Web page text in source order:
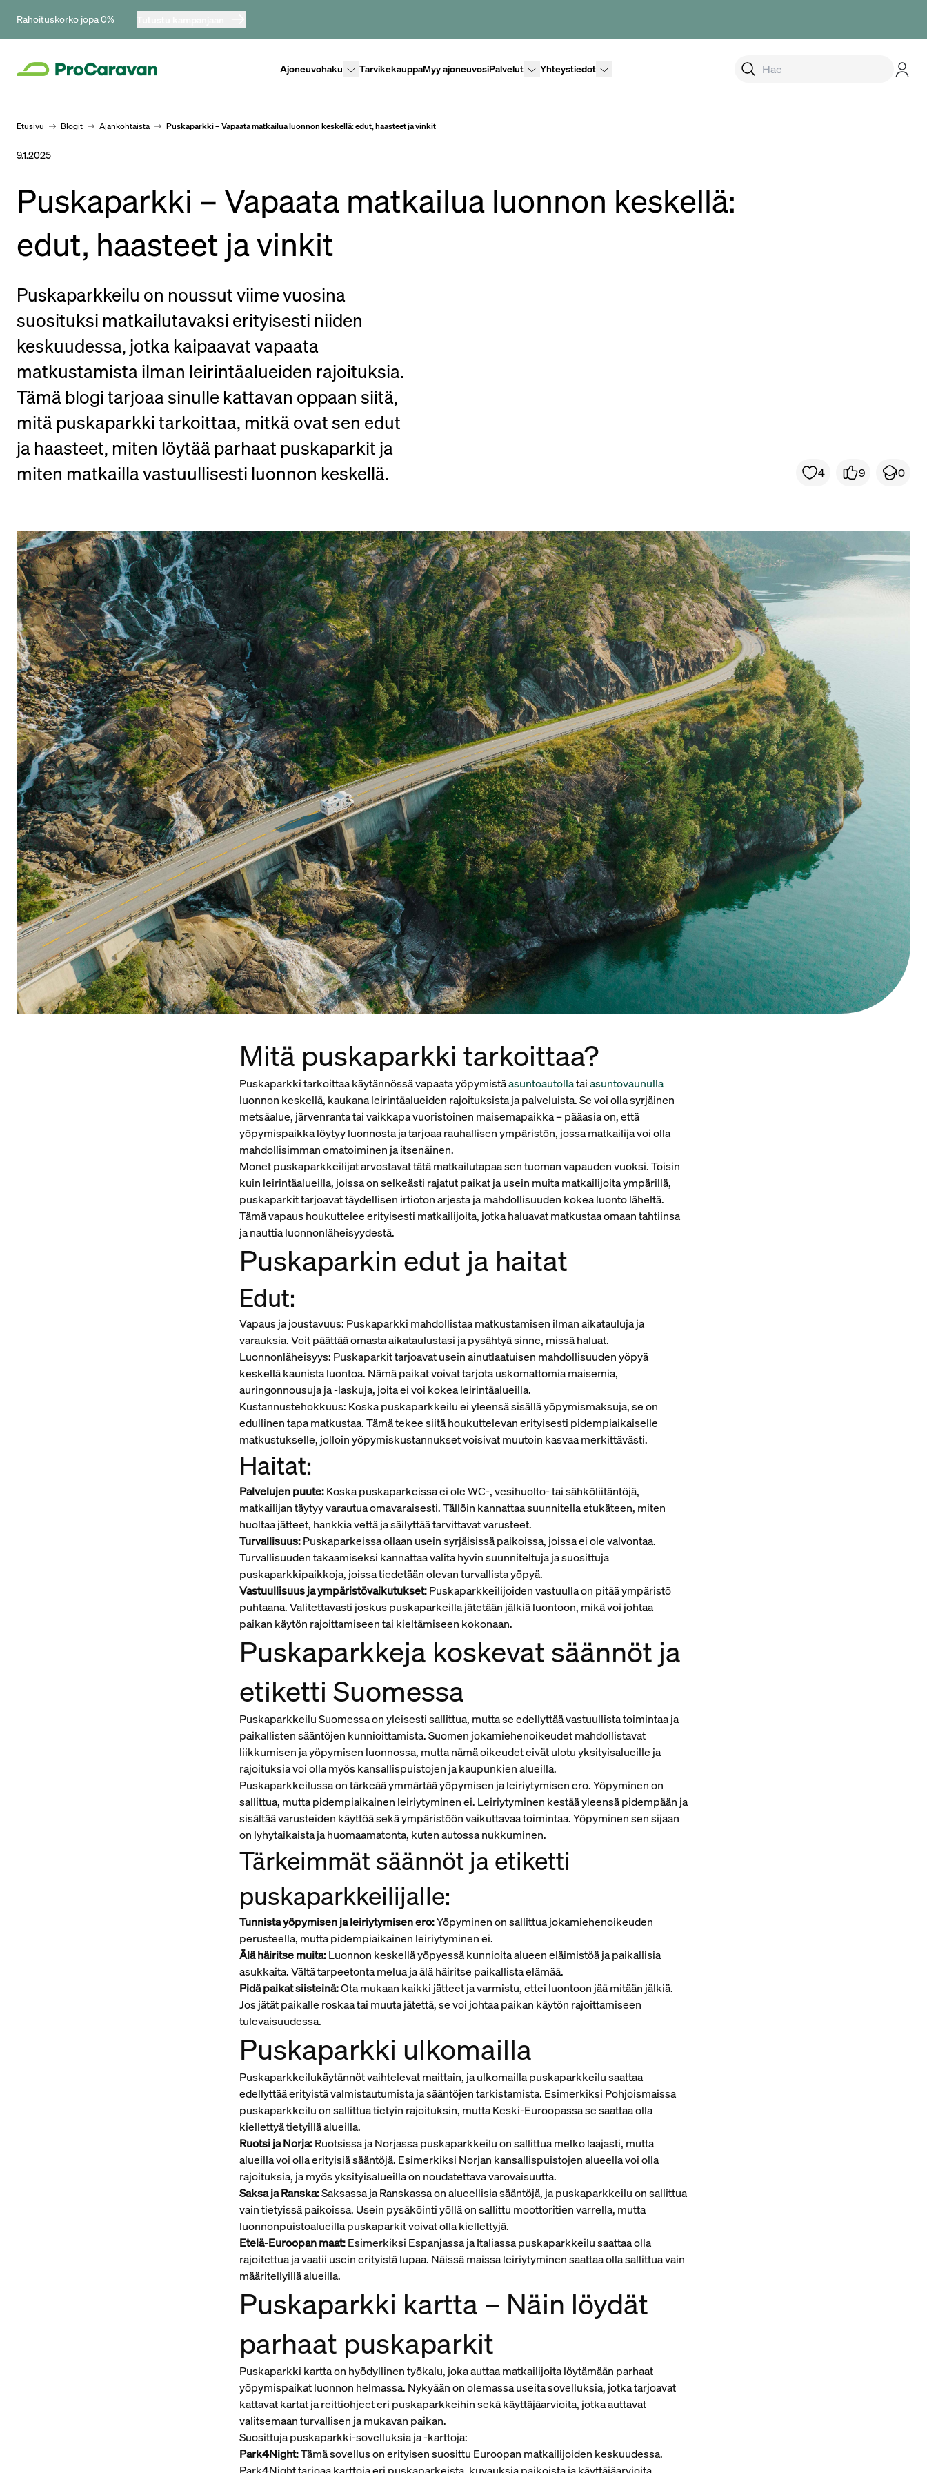
Rahoituskorko jopa 0%
AjoneuvohakuLisävalikko
TarvikekauppaMyy ajoneuvosiPalvelutLisävalikko
YhteystiedotLisävalikko
Etusivu Blogit Ajankohtaista Puskaparkki – Vapaata matkailua luonnon keskellä: edut, haasteet ja vinkit
9.1.2025
Puskaparkki – Vapaata matkailua luonnon keskellä:
edut, haasteet ja vinkit
Puskaparkkeilu on noussut viime vuosina
suosituksi matkailutavaksi erityisesti niiden
keskuudessa, jotka kaipaavat vapaata
matkustamista ilman leirintäalueiden rajoituksia.
Tämä blogi tarjoaa sinulle kattavan oppaan siitä,
mitä puskaparkki tarkoittaa, mitkä ovat sen edut
ja haasteet, miten löytää parhaat puskaparkit ja
miten matkailla vastuullisesti luonnon keskellä.
4 9 0
Mitä puskaparkki tarkoittaa?
Puskaparkki tarkoittaa käytännössä vapaata yöpymistäasuntoautollataiasuntovaunulla
luonnon keskellä, kaukana leirintäalueiden rajoituksista ja palveluista. Se voi olla syrjäinen
metsäalue, järvenranta tai vaikkapa vuoristoinen maisemapaikka – pääasia on, että
yöpymispaikka löytyy luonnosta ja tarjoaa rauhallisen ympäristön, jossa matkailija voi olla
mahdollisimman omatoiminen ja itsenäinen.
Monet puskaparkkeilijat arvostavat tätä matkailutapaa sen tuoman vapauden vuoksi. Toisin
kuin leirintäalueilla, joissa on selkeästi rajatut paikat ja usein muita matkailijoita ympärillä,
puskaparkit tarjoavat täydellisen irtioton arjesta ja mahdollisuuden kokea luonto läheltä.
Tämä vapaus houkuttelee erityisesti matkailijoita, jotka haluavat matkustaa omaan tahtiinsa
ja nauttia luonnonläheisyydestä.
Puskaparkin edut ja haitat
Edut:
Vapaus ja joustavuus: Puskaparkki mahdollistaa matkustamisen ilman aikatauluja ja
varauksia. Voit päättää omasta aikataulustasi ja pysähtyä sinne, missä haluat.
Luonnonläheisyys: Puskaparkit tarjoavat usein ainutlaatuisen mahdollisuuden yöpyä
keskellä kaunista luontoa. Nämä paikat voivat tarjota uskomattomia maisemia,
auringonnousuja ja -laskuja, joita ei voi kokea leirintäalueilla.
Kustannustehokkuus: Koska puskaparkkeilu ei yleensä sisällä yöpymismaksuja, se on
edullinen tapa matkustaa. Tämä tekee siitä houkuttelevan erityisesti pidempiaikaiselle
matkustukselle, jolloin yöpymiskustannukset voisivat muutoin kasvaa merkittävästi.
Haitat:
Palvelujen puute:Koska puskaparkeissa ei ole WC-, vesihuolto- tai sähköliitäntöjä,
matkailijan täytyy varautua omavaraisesti. Tällöin kannattaa suunnitella etukäteen, miten
huoltaa jätteet, hankkia vettä ja säilyttää tarvittavat varusteet.
Turvallisuus:Puskaparkeissa ollaan usein syrjäisissä paikoissa, joissa ei ole valvontaa.
Turvallisuuden takaamiseksi kannattaa valita hyvin suunniteltuja ja suosittuja
puskaparkkipaikkoja, joissa tiedetään olevan turvallista yöpyä.
Vastuullisuus ja ympäristövaikutukset:Puskaparkkeilijoiden vastuulla on pitää ympäristö
puhtaana. Valitettavasti joskus puskaparkeilla jätetään jälkiä luontoon, mikä voi johtaa
paikan käytön rajoittamiseen tai kieltämiseen kokonaan.
Puskaparkkeja koskevat säännöt ja
etiketti Suomessa
Puskaparkkeilu Suomessa on yleisesti sallittua, mutta se edellyttää vastuullista toimintaa ja
paikallisten sääntöjen kunnioittamista. Suomen jokamiehenoikeudet mahdollistavat
liikkumisen ja yöpymisen luonnossa, mutta nämä oikeudet eivät ulotu yksityisalueille ja
rajoituksia voi olla myös kansallispuistojen ja kaupunkien alueilla.
Puskaparkkeilussa on tärkeää ymmärtää yöpymisen ja leiriytymisen ero. Yöpyminen on
sallittua, mutta pidempiaikainen leiriytyminen ei. Leiriytyminen kestää yleensä pidempään ja
sisältää varusteiden käyttöä sekä ympäristöön vaikuttavaa toimintaa. Yöpyminen sen sijaan
on lyhytaikaista ja huomaamatonta, kuten autossa nukkuminen.
Tärkeimmät säännöt ja etiketti
puskaparkkeilijalle:
Tunnista yöpymisen ja leiriytymisen ero:Yöpyminen on sallittua jokamiehenoikeuden
perusteella, mutta pidempiaikainen leiriytyminen ei.
Älä häiritse muita:Luonnon keskellä yöpyessä kunnioita alueen eläimistöä ja paikallisia
asukkaita. Vältä tarpeetonta melua ja älä häiritse paikallista elämää.
Pidä paikat siisteinä:Ota mukaan kaikki jätteet ja varmistu, ettei luontoon jää mitään jälkiä.
Jos jätät paikalle roskaa tai muuta jätettä, se voi johtaa paikan käytön rajoittamiseen
tulevaisuudessa.
Puskaparkki ulkomailla
Puskaparkkeilukäytännöt vaihtelevat maittain, ja ulkomailla puskaparkkeilu saattaa
edellyttää erityistä valmistautumista ja sääntöjen tarkistamista. Esimerkiksi Pohjoismaissa
puskaparkkeilu on sallittua tietyin rajoituksin, mutta Keski-Euroopassa se saattaa olla
kiellettyä tietyillä alueilla.
Ruotsi ja Norja:Ruotsissa ja Norjassa puskaparkkeilu on sallittua melko laajasti, mutta
alueilla voi olla erityisiä sääntöjä. Esimerkiksi Norjan kansallispuistojen alueella voi olla
rajoituksia, ja myös yksityisalueilla on noudatettava varovaisuutta.
Saksa ja Ranska:Saksassa ja Ranskassa on alueellisia sääntöjä, ja puskaparkkeilu on sallittua
vain tietyissä paikoissa. Usein pysäköinti yöllä on sallittu moottoritien varrella, mutta
luonnonpuistoalueilla puskaparkit voivat olla kiellettyjä.
Etelä-Euroopan maat:Esimerkiksi Espanjassa ja Italiassa puskaparkkeilu saattaa olla
rajoitettua ja vaatii usein erityistä lupaa. Näissä maissa leiriytyminen saattaa olla sallittua vain
määritellyillä alueilla.
Puskaparkki kartta – Näin löydät
parhaat puskaparkit
Puskaparkki kartta on hyödyllinen työkalu, joka auttaa matkailijoita löytämään parhaat
yöpymispaikat luonnon helmassa. Nykyään on olemassa useita sovelluksia, jotka tarjoavat
kattavat kartat ja reittiohjeet eri puskaparkkeihin sekä käyttäjäarvioita, jotka auttavat
valitsemaan turvallisen ja mukavan paikan.
Suosittuja puskaparkki-sovelluksia ja -karttoja:
Park4Night:Tämä sovellus on erityisen suosittu Euroopan matkailijoiden keskuudessa.